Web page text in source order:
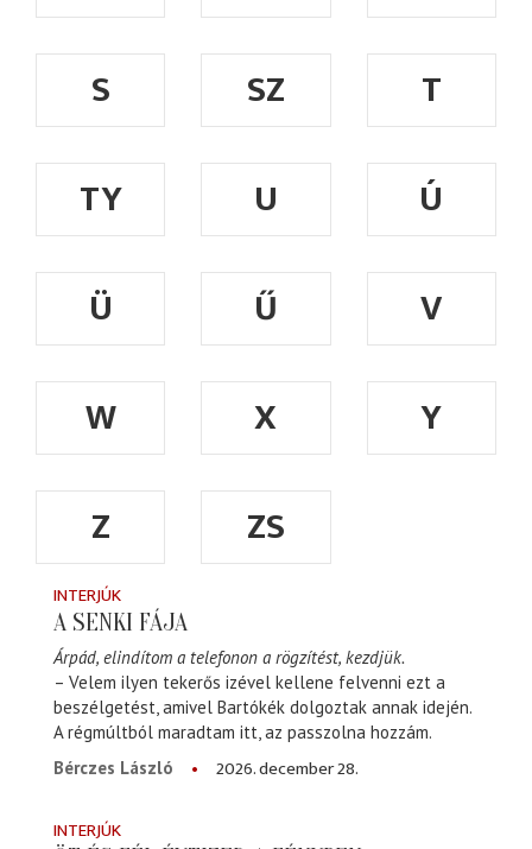
S
SZ
T
TY
U
Ú
Ü
Ű
V
W
X
Y
Z
ZS
INTERJÚK
A SENKI FÁJA
Árpád, elindítom a telefonon a rögzítést, kezdjük.
– Velem ilyen tekerős izével kellene felvenni ezt a
beszélgetést, amivel Bartókék dolgoztak annak idején.
A régmúltból maradtam itt, az passzolna hozzám.
Bérczes László
2026. december 28.
INTERJÚK